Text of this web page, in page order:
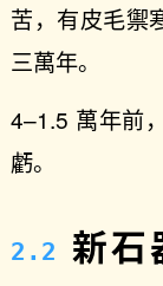
苦，有皮毛禦
三萬年。
4–1.5 萬年前
虧。
新石